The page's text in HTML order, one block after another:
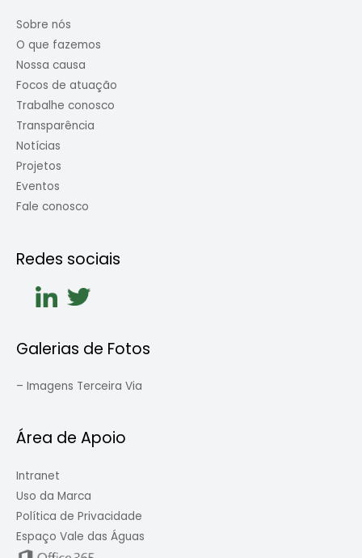
Sobre nós
O que fazemos
Nossa causa
Focos de atuação
Trabalhe conosco
Transparência
Notícias
Projetos
Eventos
Fale conosco
Redes sociais
Galerias de Fotos
– Imagens Terceira Via
Área de Apoio
Intranet
Uso da Marca
Política de Privacidade
Espaço Vale das Águas